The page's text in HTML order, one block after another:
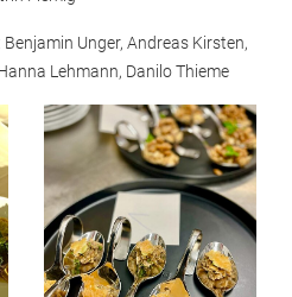
Unger, Andreas Kirsten,
Lehmann, Danilo Thieme